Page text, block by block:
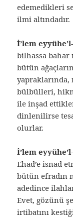
edemedikleri
ilmi altındadır.
İ’lem
bilhassa bahar
bütün
bülbülleri,
ile inşad
dinlenilirse
olurlar.
İ’lem
Ehad’e isnad
bütün efradın
adedince
Evet, gözünü
irtibatını